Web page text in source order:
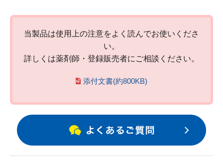
当製品は使用上の注意をよく読んでお使いくださ
い。
詳しくは薬剤師・登録販売者にご相談ください。
添付文書(約800KB)